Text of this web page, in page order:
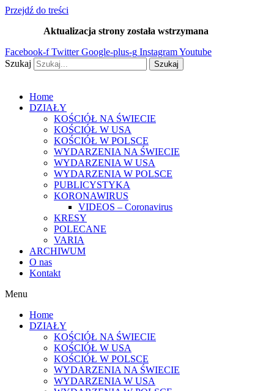
Przejdź do treści
Aktualizacja strony została wstrzymana
Facebook-f Twitter Google-plus-g InstagramYoutube
Szukaj
Szukaj
Home
DZIAŁY
KOŚCIÓŁ NA ŚWIECIE
KOŚCIÓŁ W USA
KOŚCIÓŁ W POLSCE
WYDARZENIA NA ŚWIECIE
WYDARZENIA W USA
WYDARZENIA W POLSCE
PUBLICYSTYKA
KORONAWIRUS
VIDEOS – Coronavirus
KRESY
POLECANE
VARIA
ARCHIWUM
O nas
Kontakt
Menu
Home
DZIAŁY
KOŚCIÓŁ NA ŚWIECIE
KOŚCIÓŁ W USA
KOŚCIÓŁ W POLSCE
WYDARZENIA NA ŚWIECIE
WYDARZENIA W USA